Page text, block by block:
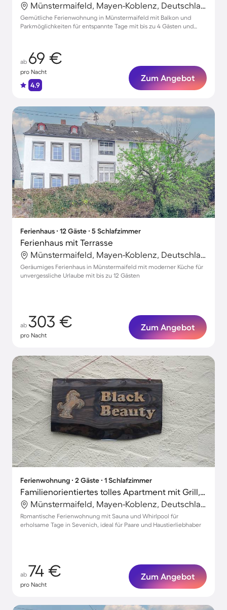
Münstermaifeld, Mayen-Koblenz, Deutschland
Gemütliche Ferienwohnung in Münstermaifeld mit Balkon und
Parkmöglichkeiten für entspannte Tage mit bis zu 4 Gästen und
ab 69 €
pro Nacht
4.9
Zum Angebot
Ferienhaus ∙ 12 Gäste ∙ 5 Schlafzimmer
Ferienhaus mit Terrasse
Münstermaifeld, Mayen-Koblenz, Deutschland
Geräumiges Ferienhaus in Münstermaifeld mit moderner Küche für
unvergessliche Urlaube mit bis zu 12 Gästen
ab 303 €
pro Nacht
Zum Angebot
Ferienwohnung ∙ 2 Gäste ∙ 1 Schlafzimmer
Familienorientiertes tolles Apartment mit Grill, Whirlpool und Sauna | Haustierfreundlich
Münstermaifeld, Mayen-Koblenz, Deutschland
Romantische Ferienwohnung mit Sauna und Whirlpool für
erholsame Tage in Sevenich, ideal für Paare und Haustierliebhaber
ab 74 €
pro Nacht
Zum Angebot